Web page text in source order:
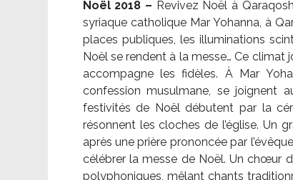
Noël 2018 – Revivez Noël à
syriaque catholique Mar Yohanna, à
places publiques, les illuminations
Noël se rendent à la messe… Ce
accompagne les fidèles. À Mar
confession musulmane, se joignent
festivités de Noël débutent par la
résonnent les cloches de l’église. Un
après une prière prononcée par
célébrer la messe de Noël. Un chœur
polyphoniques, mêlant chants